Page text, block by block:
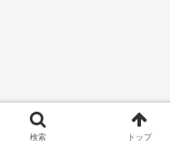
検索 トップ